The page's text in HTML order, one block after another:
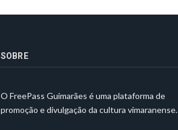
SOBRE
O FreePass Guimarães é uma plataforma de
promoção e divulgação da cultura vimaranense.